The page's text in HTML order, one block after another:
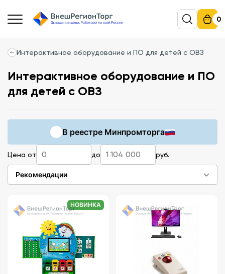
0
Интерактивное оборудование и ПО для детей с ОВЗ
Интерактивное оборудование и ПО
для детей с ОВЗ
В реестре Минпромторга
Цена от до руб.
Рекомендации
НОВИНКА